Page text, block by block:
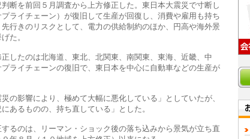
断を前回５月調査から上方修正した。東日本大震災で寸断し
ライチェーン）が復旧して生産が回復し、消費や雇用も持ち
行きのリスクとして、電力の供給制約のほか、円高や海外景
た。
したのは北海道、東北、北関東、南関東、東海、近畿、中
ライチェーンの復旧で、東日本を中心に自動車などの生産が
の影響により、極めて大幅に悪化している」としていたが、
あるものの、持ち直している」とした。
るのは、リーマン・ショック後の落ち込みから景気が立ち直